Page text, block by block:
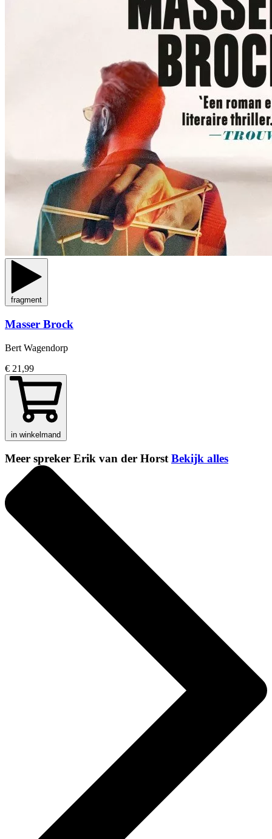
fragment
Masser Brock
Bert Wagendorp
€ 21,99
in winkelmand
Meer spreker Erik van der HorstBekijk alles